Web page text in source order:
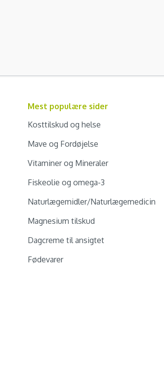
Mest populære sider
Kosttilskud og helse
Mave og Fordøjelse
Vitaminer og Mineraler
Fiskeolie og omega-3
Naturlægemidler/Naturlægemedicin
Magnesium tilskud
Dagcreme til ansigtet
Fødevarer